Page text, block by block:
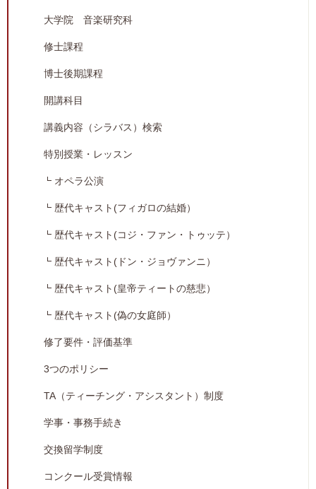
大学院 音楽研究科
修士課程
博士後期課程
開講科目
講義内容（シラバス）検索
特別授業・レッスン
オペラ公演
歴代キャスト(フィガロの結婚）
歴代キャスト(コジ・ファン・トゥッテ）
歴代キャスト(ドン・ジョヴァンニ）
歴代キャスト(皇帝ティートの慈悲）
歴代キャスト(偽の女庭師）
修了要件・評価基準
3つのポリシー
TA（ティーチング・アシスタント）制度
学事・事務手続き
交換留学制度
コンクール受賞情報